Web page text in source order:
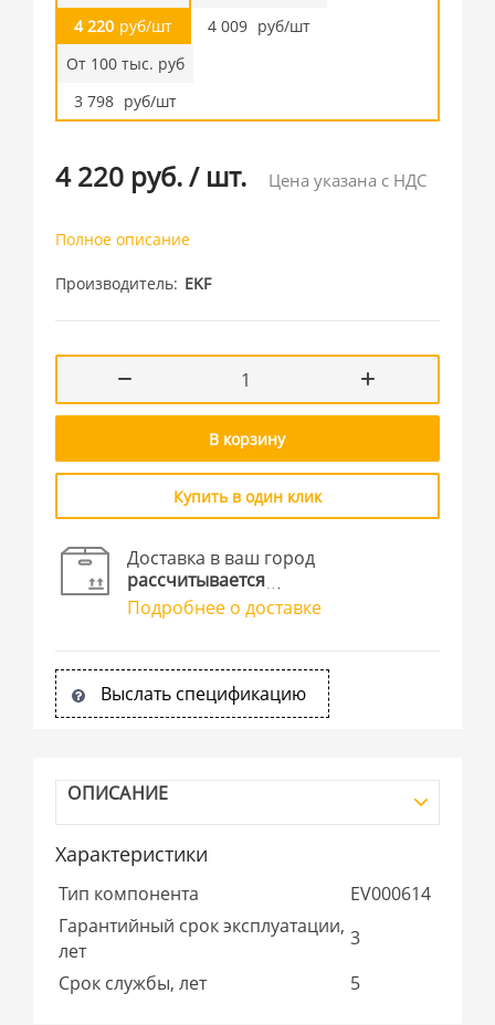
4 220 руб/шт
4 009 руб/шт
От 100 тыс. руб
3 798 руб/шт
4 220 руб./ шт. Цена указана с НДС
Полное описание
Производитель EKF
В корзину
Купить в один клик
Доставка в ваш город
рассчитывается
Подробнее о доставке
Выслать спецификацию
ОПИСАНИЕ
Характеристики
Тип компонента
EV000614
Гарантийный срок эксплуатации,
лет
3
Срок службы, лет
5